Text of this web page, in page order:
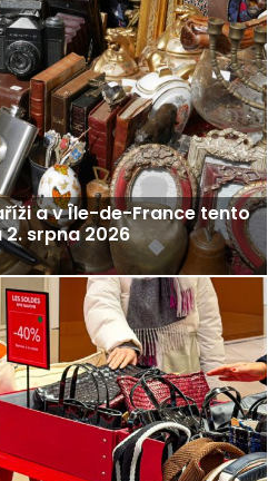
a v Île-de-France tento
2. srpna 2026